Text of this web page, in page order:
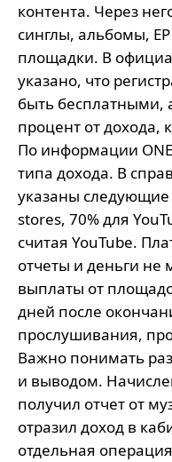
контента. Через
синглы, альбомы,
площадки. В
указано, что
быть бесплатными,
процент от дохода,
По информации
типа дохода. В
указаны следующие
stores, 70% для
считая YouTube.
отчеты и деньги не
выплаты от
дней после
прослушивания,
Важно понимать
и выводом.
получил отчет от
отразил доход в
отдельная